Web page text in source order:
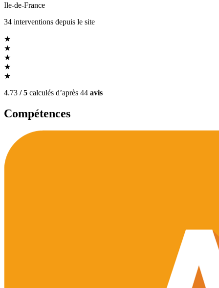
Ile-de-France
34 interventions depuis le site
★
★
★
★
★
4.73 / 5 calculés d’après 44 avis
Compétences